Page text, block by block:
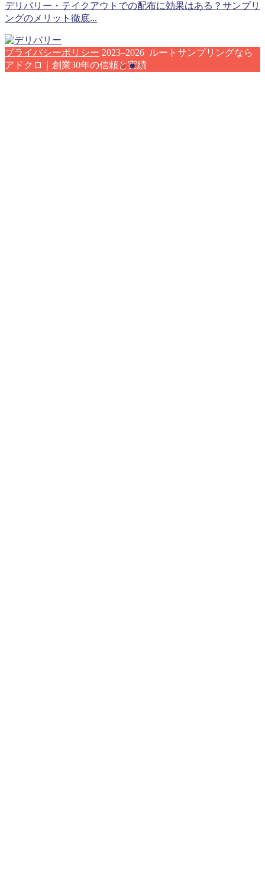
デリバリー・テイクアウトでの配布に効果はある？サンプリ
ングのメリット徹底...
プライバシーポリシー 2023–2026 ルートサンプリングなら
アドクロ｜創業30年の信頼と実績